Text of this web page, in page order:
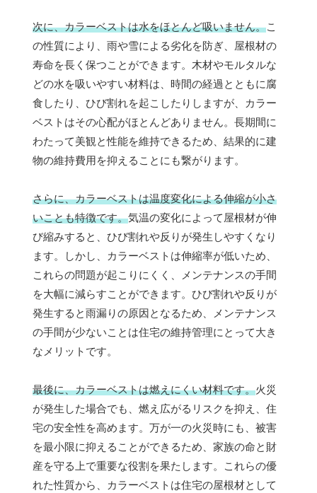
次に、カラーベストは水をほとんど吸いません。こ
の性質により、雨や雪による劣化を防ぎ、屋根材の
寿命を長く保つことができます。木材やモルタルな
どの水を吸いやすい材料は、時間の経過とともに腐
食したり、ひび割れを起こしたりしますが、カラー
ベストはその心配がほとんどありません。長期間に
わたって美観と性能を維持できるため、結果的に建
物の維持費用を抑えることにも繋がります。
さらに、カラーベストは温度変化による伸縮が小さ
いことも特徴です。気温の変化によって屋根材が伸
び縮みすると、ひび割れや反りが発生しやすくなり
ます。しかし、カラーベストは伸縮率が低いため、
これらの問題が起こりにくく、メンテナンスの手間
を大幅に減らすことができます。ひび割れや反りが
発生すると雨漏りの原因となるため、メンテナンス
の手間が少ないことは住宅の維持管理にとって大き
なメリットです。
最後に、カラーベストは燃えにくい材料です。火災
が発生した場合でも、燃え広がるリスクを抑え、住
宅の安全性を高めます。万が一の火災時にも、被害
を最小限に抑えることができるため、家族の命と財
産を守る上で重要な役割を果たします。これらの優
れた性質から、カラーベストは住宅の屋根材として